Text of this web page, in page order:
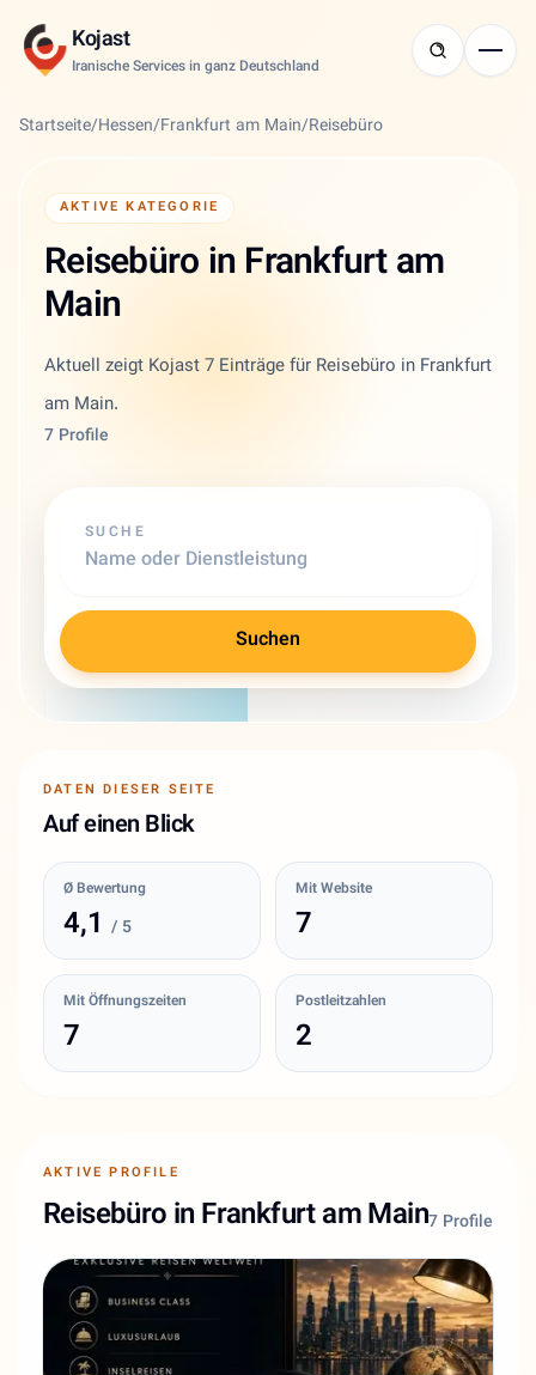
Kojast
Iranische Services in ganz Deutschland
Startseite/Hessen/Frankfurt am Main/Reisebüro
AKTIVE KATEGORIE
Reisebüro in Frankfurt am
Main
Aktuell zeigt Kojast 7 Einträge für Reisebüro in Frankfurt
am Main.
7 Profile
SUCHE
Suchen
DATEN DIESER SEITE
Auf einen Blick
Ø Bewertung
4,1 / 5
Mit Website
7
Mit Öffnungszeiten
7
Postleitzahlen
2
AKTIVE PROFILE
Reisebüro in Frankfurt am Main7 Profile